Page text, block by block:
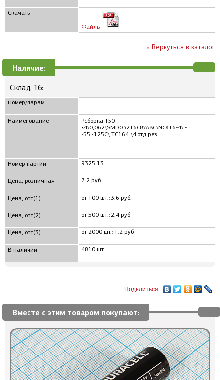
Скачать
Файлы
« Вернуться в каталог
Наличие:
Склад, 16:
Номер/парам.
Наименование
Номер партии
Цена, розничная
Цена, опт(1)
Цена, опт(2)
Цена, опт(3)
В наличии
Рсборка 150
x4\0,062\SMD03216C8\\\8C\NCX16-4\ -
-55~125C\[TC164]\4 отд.рез.
9325.13
7.2 руб.
от 100 шт.: 3.6 руб.
от 500 шт.: 2.4 руб
от 2000 шт.: 1.2 руб
4810 шт.
Поделиться
Вместе с этим товаром покупают: